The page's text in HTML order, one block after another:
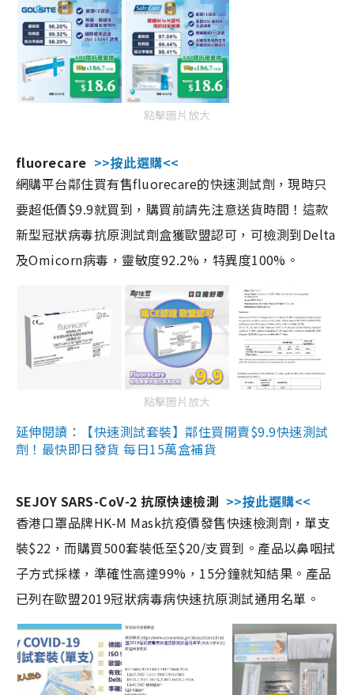
點擊圖片放大
fluorecare >>按此選購<<
網購平台鄰住買有售fluorecare的快速測試劑，現時只
要超低價$9.9就買到，購買前請先注意送貨時間！這款
新型冠狀病毒抗原測試劑盒獲歐盟認可，可檢測到Delta
及Omicorn病毒，靈敏度92.2%，特異度100%。
點擊圖片放大
延伸閱讀：【快速測試套裝】鄰住買開賣$9.9快速測試
劑！最快即日發貨 每日15萬盒補貨
SEJOY SARS-CoV-2 抗原快速檢測 >>按此選購<<
香港口罩品牌HK-M Mask抗疫價發售快速檢測劑，單支
裝$22，而購買500套裝低至$20/支買到。產品以鼻咽拭
子方式採樣，準確性高達99%，15分鐘就知結果。產品
已列在歐盟2019冠狀病毒病快速抗原測試通用名單。